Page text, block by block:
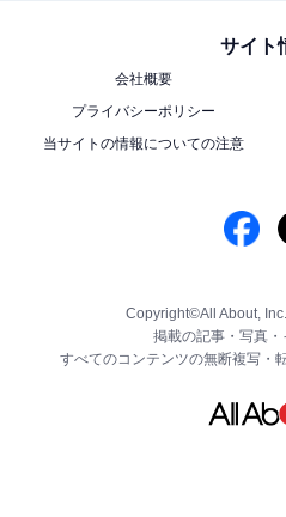
サイト
会社概要
プライバシーポリシー
当サイトの情報についての注意
Copyright©All About,
掲載の記事・写真・
すべてのコンテンツの無断複写・